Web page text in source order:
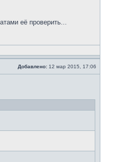
её проверить...
Добавлено: 12 мар 2015, 17:06